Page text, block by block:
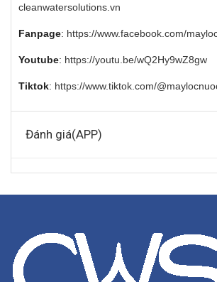
cleanwatersolutions.vn
Fanpage: https://www.facebook.com/
Youtube: https://youtu.be/wQ2Hy9wZ8gw
Tiktok: https://www.tiktok.com/
Đánh giá(APP)